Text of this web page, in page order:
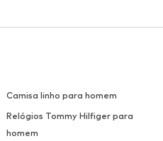
Camisa linho para homem
Relógios Tommy Hilfiger para
homem